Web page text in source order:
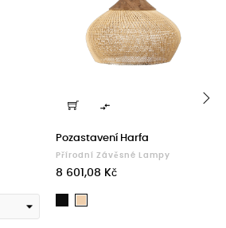

Pozastavení Harfa
Přírodní Závěsné Lampy
Cena
8 601,08 Kč